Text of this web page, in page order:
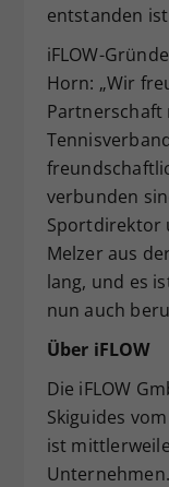
entstanden
iFLOW-
Horn: „Wir
Partnerschaft
verbunden
Sportdirektor
Melzer aus
lang, und es
nun auch
Über iFLOW
Die iFLOW
Skiguides
ist